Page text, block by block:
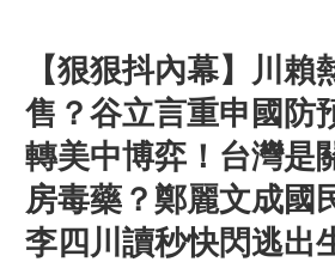
【狠狠抖內幕】川賴
售？谷立言重申國防
轉美中博弈！台灣是
房毒藥？鄭麗文成國
李四川讀秒快閃逃出